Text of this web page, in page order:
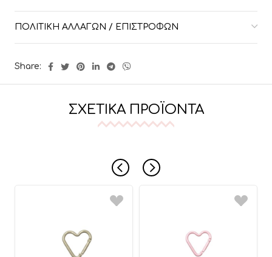
ΠΟΛΙΤΙΚΉ ΑΛΛΑΓΏΝ / ΕΠΙΣΤΡΟΦΏΝ
Share:
ΣΧΕΤΙΚΆ ΠΡΟΪΌΝΤΑ